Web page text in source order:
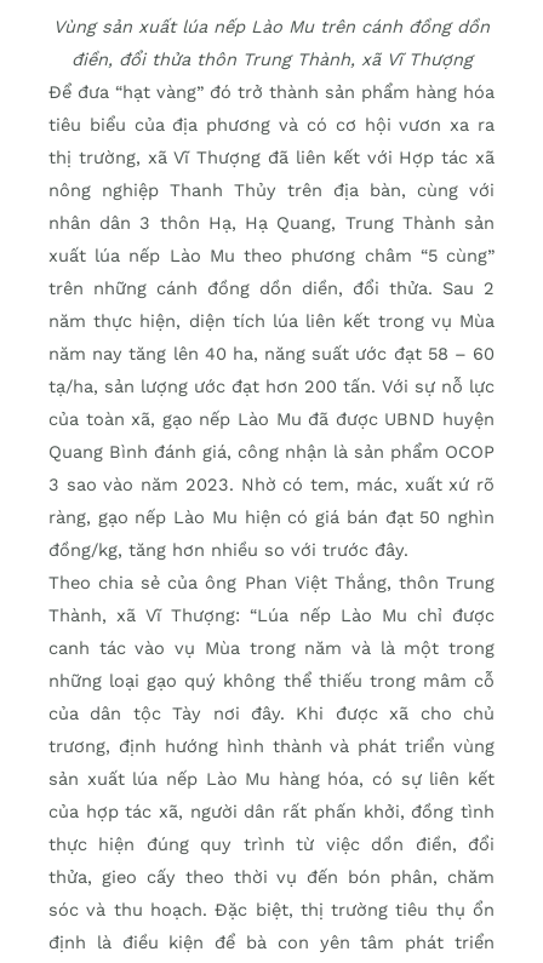
Vùng sản xuất lúa nếp Lào Mu trên cánh đồng dồn
điền, đổi thửa thôn Trung Thành, xã Vĩ Thượng
Để đưa “hạt vàng” đó trở thành sản phẩm hàng hóa
tiêu biểu của địa phương và có cơ hội vươn xa ra
thị trường, xã Vĩ Thượng đã liên kết với Hợp tác xã
nông nghiệp Thanh Thủy trên địa bàn, cùng với
nhân dân 3 thôn Hạ, Hạ Quang, Trung Thành sản
xuất lúa nếp Lào Mu theo phương châm “5 cùng”
trên những cánh đồng dồn diền, đổi thửa. Sau 2
năm thực hiện, diện tích lúa liên kết trong vụ Mùa
năm nay tăng lên 40 ha, năng suất ước đạt 58 – 60
tạ/ha, sản lượng ước đạt hơn 200 tấn. Với sự nỗ lực
của toàn xã, gạo nếp Lào Mu đã được UBND huyện
Quang Bình đánh giá, công nhận là sản phẩm OCOP
3 sao vào năm 2023. Nhờ có tem, mác, xuất xứ rõ
ràng, gạo nếp Lào Mu hiện có giá bán đạt 50 nghìn
đồng/kg, tăng hơn nhiều so với trước đây.
Theo chia sẻ của ông Phan Việt Thắng, thôn Trung
Thành, xã Vĩ Thượng: “Lúa nếp Lào Mu chỉ được
canh tác vào vụ Mùa trong năm và là một trong
những loại gạo quý không thể thiếu trong mâm cỗ
của dân tộc Tày nơi đây. Khi được xã cho chủ
trương, định hướng hình thành và phát triển vùng
sản xuất lúa nếp Lào Mu hàng hóa, có sự liên kết
của hợp tác xã, người dân rất phấn khởi, đồng tình
thực hiện đúng quy trình từ việc dồn điền, đổi
thửa, gieo cấy theo thời vụ đến bón phân, chăm
sóc và thu hoạch. Đặc biệt, thị trường tiêu thụ ổn
định là điều kiện để bà con yên tâm phát triển